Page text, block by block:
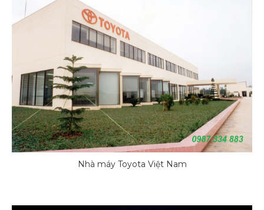
Nhà máy Toyota Việt Nam